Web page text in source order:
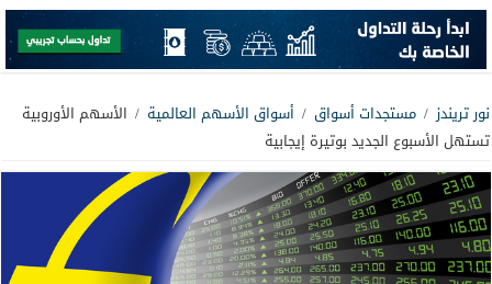
نور تريندز / مستجدات أسواق / أسواق الأسهم العالمية / الأسهم الأوروبية
تستهل الأسبوع الجديد بوتيرة إيجابية